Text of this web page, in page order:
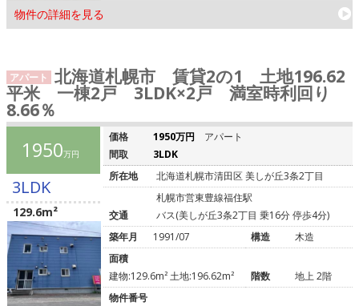
物件の詳細を見る
アパート 北海道札幌市 賃貸2の1 土地196.62
平米 一棟2戸 3LDK×2戸 満室時利回り
8.66％
1950万円
3LDK
129.6m²
価格 1950万円
アパート
間取
3LDK
所在地
北海道札幌市清田区 美しが丘3条2丁目
交通
札幌市営東豊線福住駅
バス(美しが丘3条2丁目 乗16分 停歩4分)
築年月
1991/07 構造
木造
面積
建物:129.6m² 土地:196.62m²
階数
地上 2階
物件番号